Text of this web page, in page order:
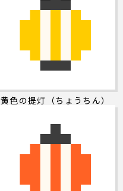
黄色の提灯（ちょうちん）